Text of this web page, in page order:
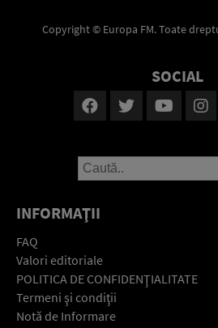
Copyright © Europa FM. Toate
SOCIAL
INFORMAŢII
FAQ
Valori editoriale
POLITICA DE CONFIDENŢIALITATE
Termeni şi condiţii
Notă de Informare